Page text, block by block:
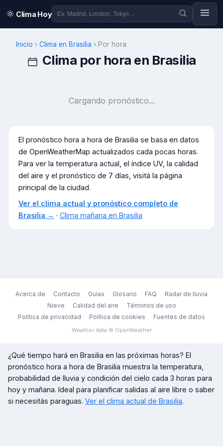
Clima Hoy
Inicio › Clima en Brasilia › Por hora
Clima por hora en Brasilia
Cargando pronóstico...
El pronóstico hora a hora de Brasilia se basa en datos
de OpenWeatherMap actualizados cada pocas horas.
Para ver la temperatura actual, el índice UV, la calidad
del aire y el pronóstico de 7 días, visitá la página
principal de la ciudad.
Ver el clima actual y pronóstico completo de
Brasilia → · Clima mañana en Brasilia
Acerca de Contacto Guías Glosario FAQ
Radar de lluvia
Nieve
Calidad del aire
Términos de uso
Política de privacidad
Política de cookies Fuentes de datos
Weather data © OpenWeather
¿Qué tiempo hará en Brasilia en las próximas horas? El
pronóstico hora a hora de Brasilia muestra la temperatura,
probabilidad de lluvia y condición del cielo cada 3 horas para
hoy y mañana. Ideal para planificar salidas al aire libre o saber
si necesitás paraguas. Ver el clima actual de Brasilia.